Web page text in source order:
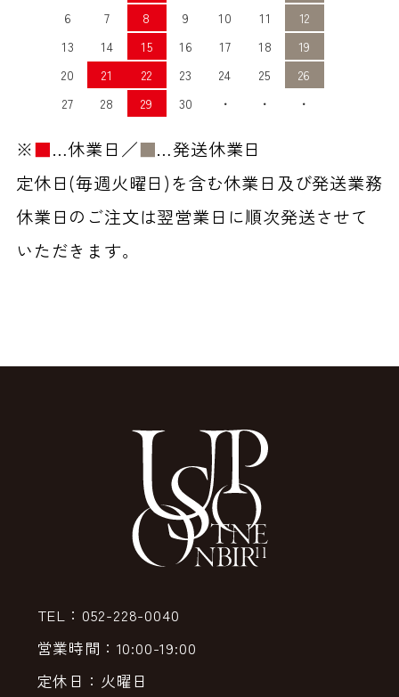
6
7 8 9 10 11
12
13
14 15 16 17 18
19
20
21 22 23 24 25
26
27
28 29 30 ・ ・ ・
※■…休業日／■…発送休業日
定休日(毎週火曜日)を含む休業日及び発送業務
休業日のご注文は翌営業日に順次発送させて
いただきます。
TEL：052-228-0040
営業時間：10:00-19:00
定休日：火曜日